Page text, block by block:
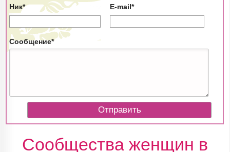
Ник* E-mail*
Сообщение*
Сообщества женщин в